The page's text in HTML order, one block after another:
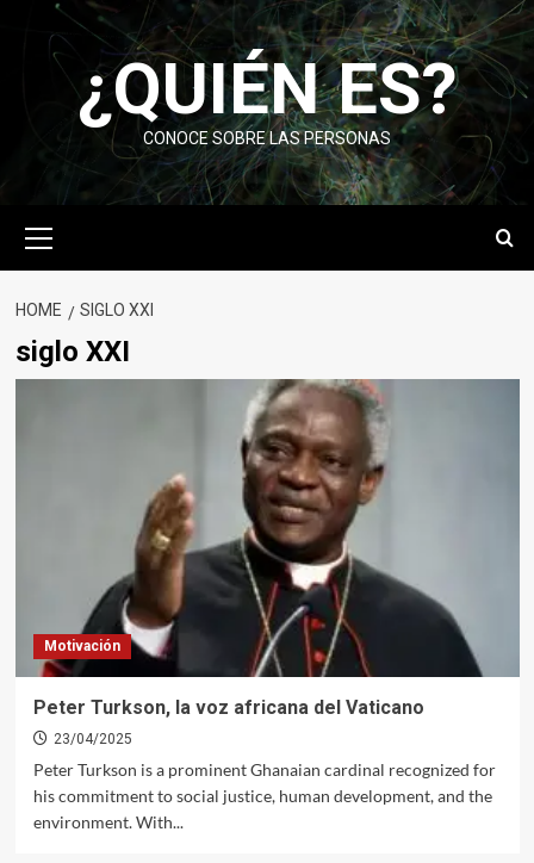
¿QUIÉN ES?
CONOCE SOBRE LAS PERSONAS
Menu
HOME SIGLO XXI
siglo XXI
Motivación
Peter Turkson, la voz africana del Vaticano
23/04/2025
Peter Turkson is a prominent Ghanaian cardinal recognized for
his commitment to social justice, human development, and the
environment. With...